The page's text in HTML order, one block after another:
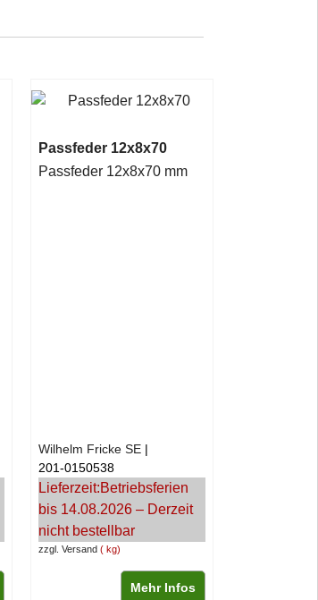
Passfeder 12x8x70
Passfeder 12x8x70 mm
zzgl. Versand kg
Wilhelm Fricke SE
201-0150538
Lieferzeit:Betriebsferien
bis 14.08.2026 – Derzeit
nicht bestellbar
Mehr Infos